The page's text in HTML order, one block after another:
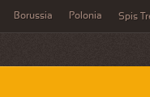
Borussia Polonia Spis